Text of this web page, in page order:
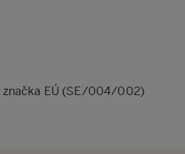
značka EÚ (SE/004/002)